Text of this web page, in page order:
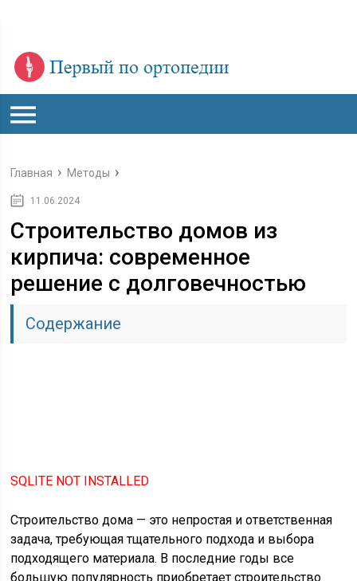
Главная Методы
11.06.2024
Строительство домов из
кирпича: современное
решение с долговечностью
Содержание
SQLITE NOT INSTALLED
Строительство дома — это непростая и ответственная
задача, требующая тщательного подхода и выбора
подходящего материала. В последние годы все
большую популярность приобретает строительство